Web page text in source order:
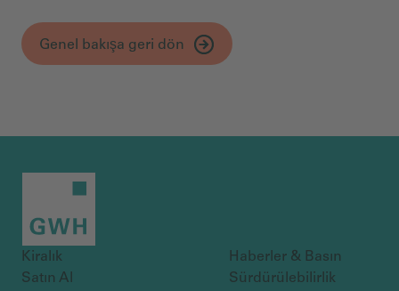
Genel bakışa geri dön
Kiralık
Satın Al
Haberler & Basın
Sürdürülebilirlik